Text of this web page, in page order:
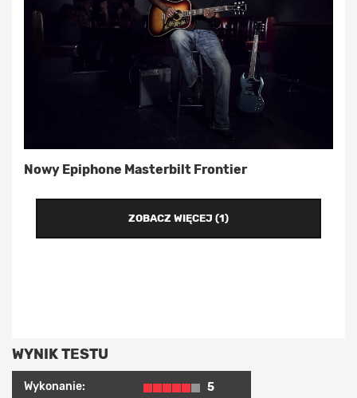
Nowy Epiphone Masterbilt Frontier
ZOBACZ WIĘCEJ (1)
WYNIK TESTU
Wykonanie: 5